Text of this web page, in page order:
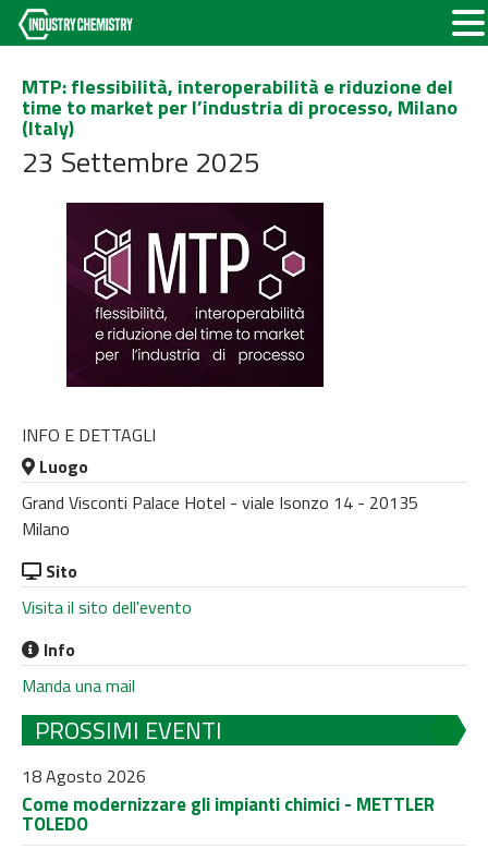
MTP: flessibilità, interoperabilità e riduzione del
time to market per l’industria di processo, Milano
(Italy)
23 Settembre 2025
INFO E DETTAGLI
Luogo
Grand Visconti Palace Hotel - viale Isonzo 14 - 20135
Milano
Sito
Visita il sito dell'evento
Info
Manda una mail
PROSSIMI EVENTI
18 Agosto 2026
Come modernizzare gli impianti chimici - METTLER
TOLEDO